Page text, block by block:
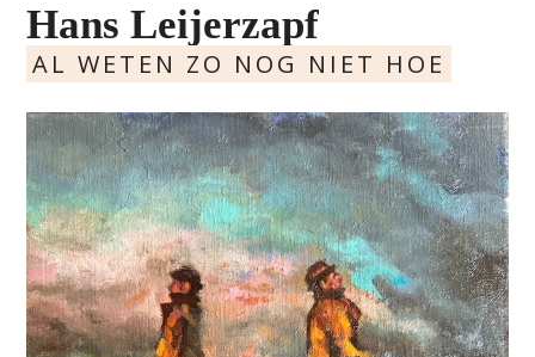
Hans Leijerzapf
AL WETEN ZO NOG NIET HOE